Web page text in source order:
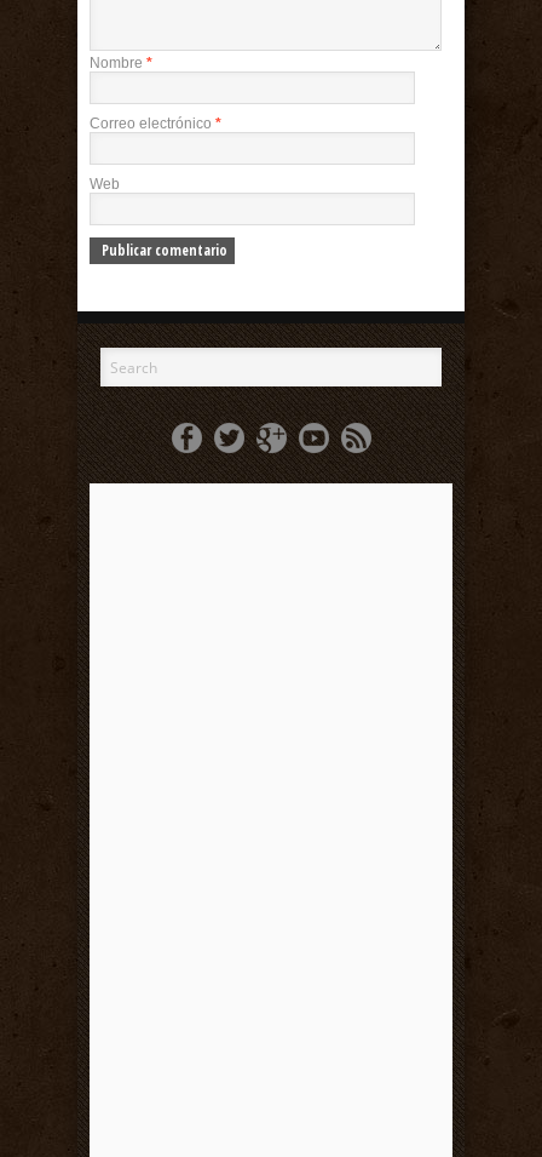
Nombre *
Correo electrónico *
Web